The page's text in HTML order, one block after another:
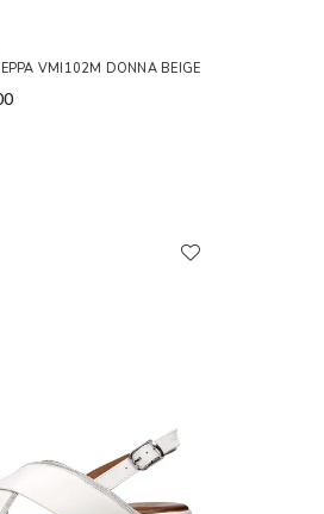
VMI102M DONNA BEIGE